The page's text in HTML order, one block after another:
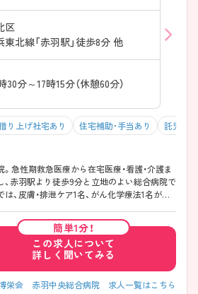
区
東北線「赤羽駅」徒歩8分 他
30分～17時15分（休憩60分）
り上げ社宅あり 住宅補助・手当あり 託児所
急性期救急医療から在宅医療・看護・介護ま
赤羽駅より徒歩9分と立地のよい総合病院で
、皮膚・排泄ケア1名、がん化学療法1名が在
問看護ステーション、クリニックもあるため
です。 ◆整形外科においては、人工関節置
上あります。 ご興味ある方には、面接対策
をお話しいたしますのでお気軽にご相談くだ
簡単1分！
この求人について
詳しく聞いてみる
栄会 赤羽中央総合病院 求人一覧はこちら